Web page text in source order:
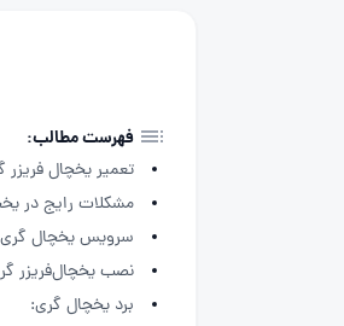
فهرست مطالب:
تعمیر یخچال فریزر
مشکلات رایج در
سرویس یخچال
نصب یخچال‌فریزر
برد یخچال گری: